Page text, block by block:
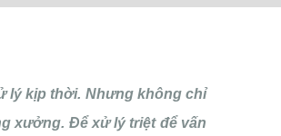
lý kịp thời. Nhưng không chỉ
xưởng. Để xử lý triệt để vấn